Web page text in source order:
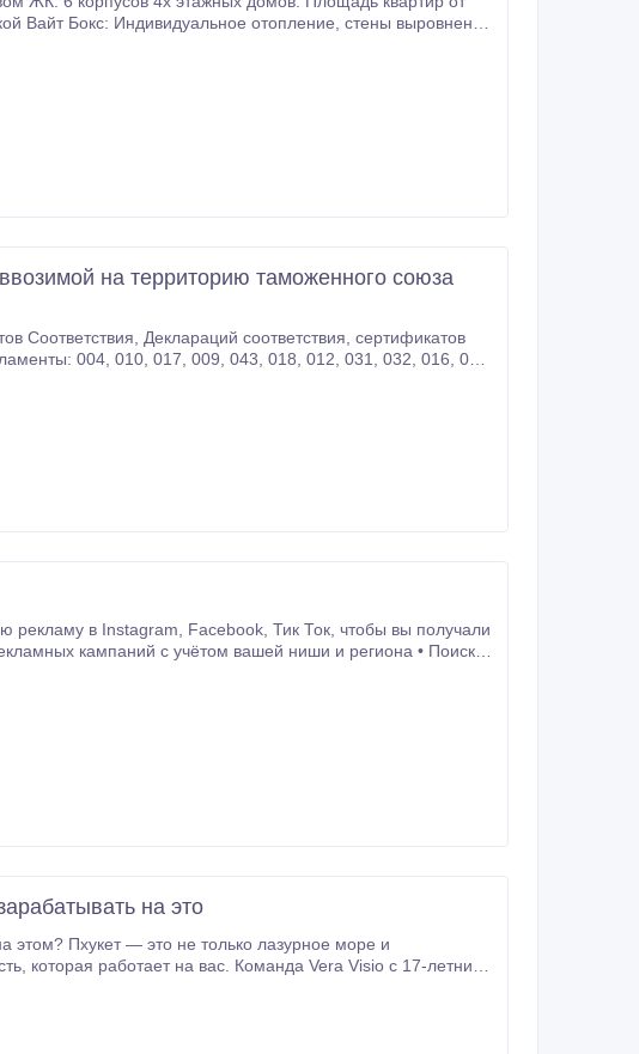
на территорию таможенного союза
Тик Ток, чтобы вы получали
кампаний с учётом вашей ниши и региона • Поиск
на это
море и
к